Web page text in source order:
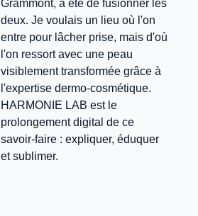
Grammont, a été de fusionner les
deux. Je voulais un lieu où l'on
entre pour lâcher prise, mais d'où
l'on ressort avec une peau
visiblement transformée grâce à
l'expertise dermo-cosmétique.
HARMONIE LAB est le
prolongement digital de ce
savoir-faire : expliquer, éduquer
et sublimer.